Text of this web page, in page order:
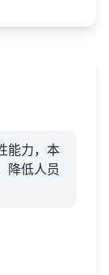
能力，本
降低人员